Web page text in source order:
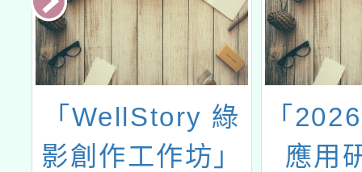
「WellStory 綠
影創作工作坊」
「
應用